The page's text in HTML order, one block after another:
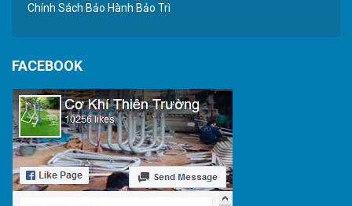
Chính Sách Bảo Hành Bảo Trì
FACEBOOK